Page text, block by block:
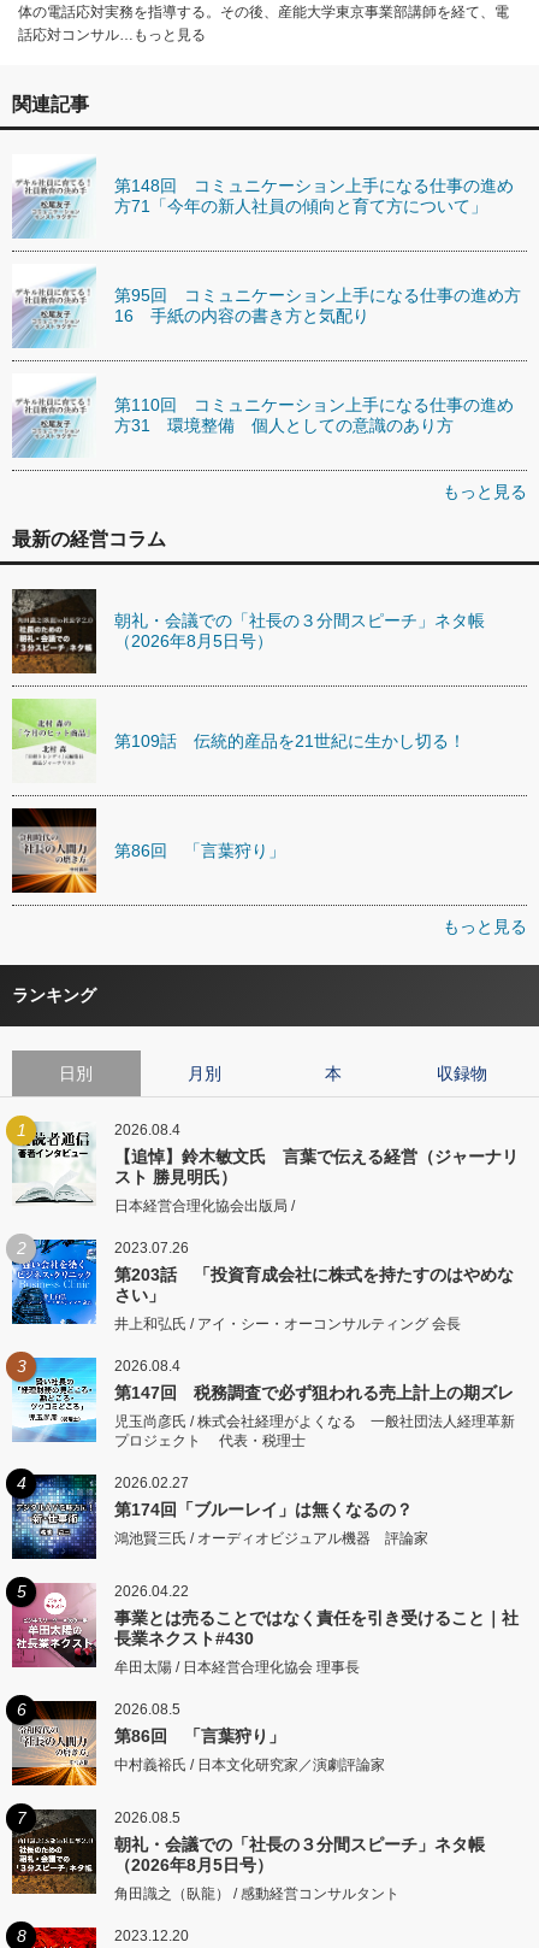
体の電話応対実務を指導する。その後、産能大学東京事業部講師を経て、電
話応対コンサル…もっと見る
関連記事
第148回 コミュニケーション上手になる仕事の進め
方71「今年の新人社員の傾向と育て方について」
第95回 コミュニケーション上手になる仕事の進め方
16 手紙の内容の書き方と気配り
第110回 コミュニケーション上手になる仕事の進め
方31 環境整備 個人としての意識のあり方
もっと見る
最新の経営コラム
朝礼・会議での「社長の３分間スピーチ」ネタ帳
（2026年8月5日号）
第109話 伝統的産品を21世紀に生かし切る！
第86回 「言葉狩り」
もっと見る
ランキング
日別 月別 本 収録物
1 2026.08.4
【追悼】鈴木敏文氏 言葉で伝える経営（ジャーナリ
スト 勝見明氏）
日本経営合理化協会出版局 /
2 2023.07.26
第203話 「投資育成会社に株式を持たすのはやめな
さい」
井上和弘氏 / アイ・シー・オーコンサルティング 会長
3 2026.08.4
第147回 税務調査で必ず狙われる売上計上の期ズレ
児玉尚彦氏 / 株式会社経理がよくなる 一般社団法人経理革新
プロジェクト 代表・税理士
4 2026.02.27
第174回「ブルーレイ」は無くなるの？
鴻池賢三氏 / オーディオビジュアル機器 評論家
5 2026.04.22
事業とは売ることではなく責任を引き受けること｜社
長業ネクスト#430
牟田太陽 / 日本経営合理化協会 理事長
6 2026.08.5
第86回 「言葉狩り」
中村義裕氏 / 日本文化研究家／演劇評論家
7 2026.08.5
朝礼・会議での「社長の３分間スピーチ」ネタ帳
（2026年8月5日号）
角田識之（臥龍） / 感動経営コンサルタント
8 2023.12.20